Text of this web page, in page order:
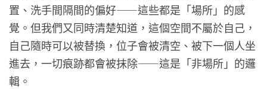
置、洗手間隔間的偏好——這些都是「場所」的感
覺。但我們又同時清楚知道，這個空間不屬於自己，
自己隨時可以被替換，位子會被清空、被下一個人坐
進去，一切痕跡都會被抹除——這是「非場所」的邏
輯。